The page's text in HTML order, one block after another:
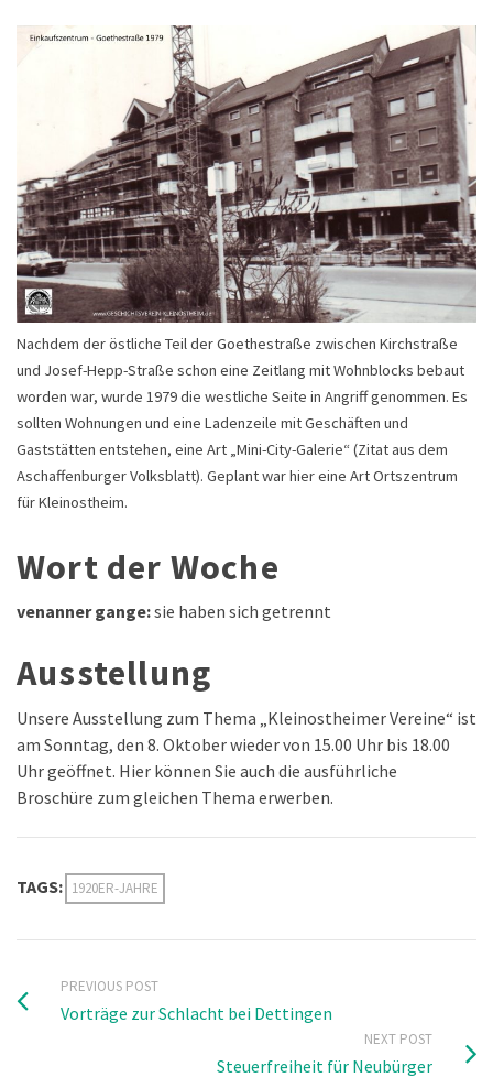
Nachdem der östliche Teil der Goethestraße zwischen Kirchstraße
und Josef-Hepp-Straße schon eine Zeitlang mit Wohnblocks bebaut
worden war, wurde 1979 die westliche Seite in Angriff genommen. Es
sollten Wohnungen und eine Ladenzeile mit Geschäften und
Gaststätten entstehen, eine Art „Mini-City-Galerie“ (Zitat aus dem
Aschaffenburger Volksblatt). Geplant war hier eine Art Ortszentrum
für Kleinostheim.
Wort der Woche
venanner gange:sie haben sich getrennt
Ausstellung
Unsere Ausstellung zum Thema „Kleinostheimer Vereine“ ist
am Sonntag, den 8. Oktober wieder von 15.00 Uhr bis 18.00
Uhr geöffnet. Hier können Sie auch die ausführliche
Broschüre zum gleichen Thema erwerben.
TAGS: 1920ER-JAHRE
PREVIOUS POST
Vorträge zur Schlacht bei Dettingen
NEXT POST
Steuerfreiheit für Neubürger